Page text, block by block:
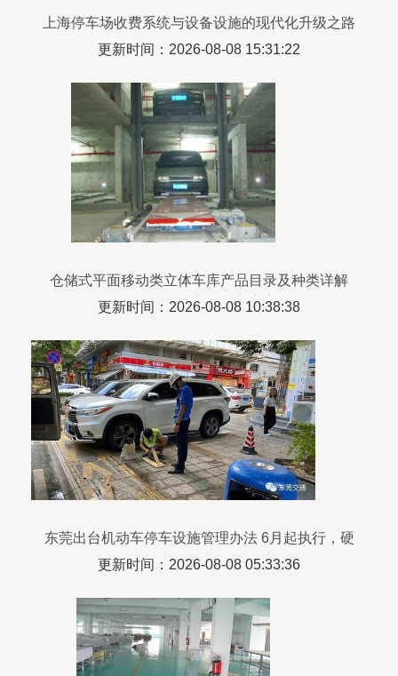
上海停车场收费系统与设备设施的现代化升级之路
更新时间：2026-08-08 15:31:22
仓储式平面移动类立体车库产品目录及种类详解
——泰达智能立体停车库官网
更新时间：2026-08-08 10:38:38
东莞出台机动车停车设施管理办法 6月起执行，硬
件升级实现停车“有智有序”
更新时间：2026-08-08 05:33:36